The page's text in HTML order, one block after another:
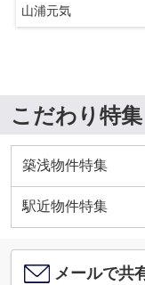
山浦元気
こだわり特集
築浅物件特集
駅近物件特集
メールで共